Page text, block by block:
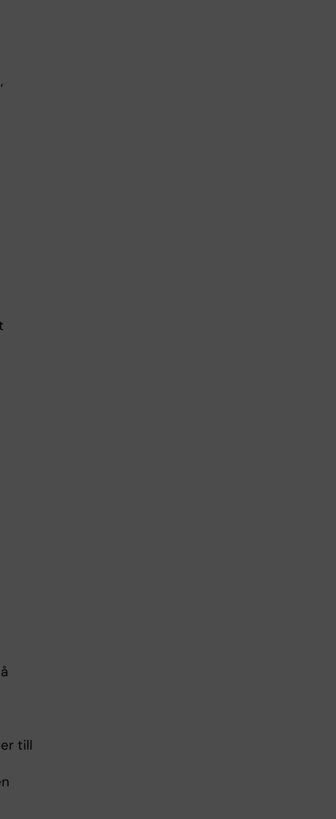
till